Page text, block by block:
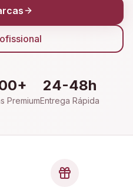
Premium
24-48h
Entrega Rápida